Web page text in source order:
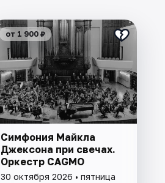
от 1 900 ₽
Симфония Майкла
Джексона при свечах.
Оркестр CAGMO
30 октября 2026 • пятница